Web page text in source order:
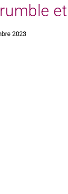
2023